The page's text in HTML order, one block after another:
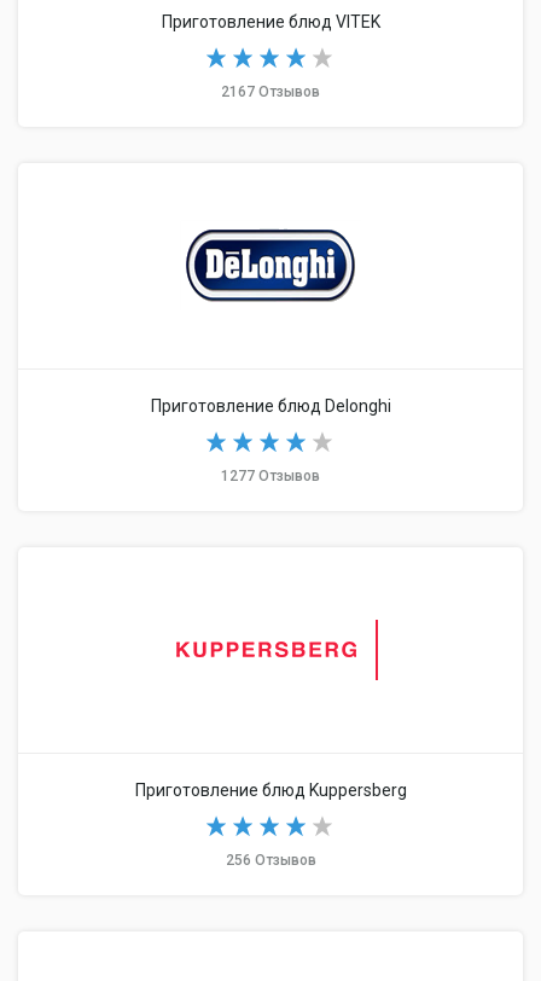
Приготовление блюд VITEK
2167 Отзывов
Приготовление блюд Delonghi
1277 Отзывов
Приготовление блюд Kuppersberg
256 Отзывов